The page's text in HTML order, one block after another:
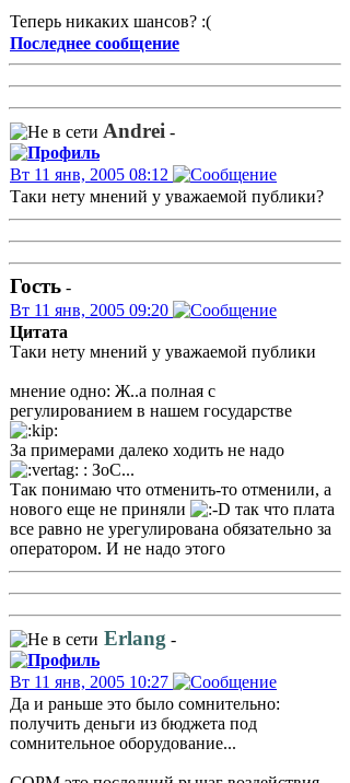
Теперь никаких шансов? :(
Последнее сообщение
Andrei -
Вт 11 янв, 2005 08:12
Таки нету мнений у уважаемой публики?
Гость -
Вт 11 янв, 2005 09:20
Цитата
Таки нету мнений у уважаемой публики
мнение одно: Ж..а полная с
регулированием в нашем государстве
За примерами далеко ходить не надо
: ЗоС...
Так понимаю что отменить-то отменили, а
нового еще не приняли
так что плата
все равно не урегулирована обязательно за
оператором. И не надо этого
Erlang -
Вт 11 янв, 2005 10:27
Да и раньше это было сомнительно:
получить деньги из бюджета под
сомнительное оборудование...